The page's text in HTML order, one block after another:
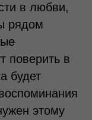
в любви,
рядом
поверить в
будет
этому